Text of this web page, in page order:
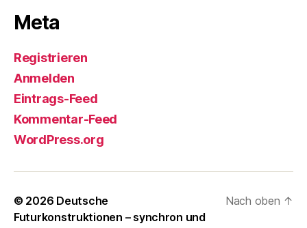
Meta
Registrieren
Anmelden
Eintrags-Feed
Kommentar-Feed
WordPress.org
© 2026 Deutsche
Futurkonstruktionen – synchron und
Nach oben ↑